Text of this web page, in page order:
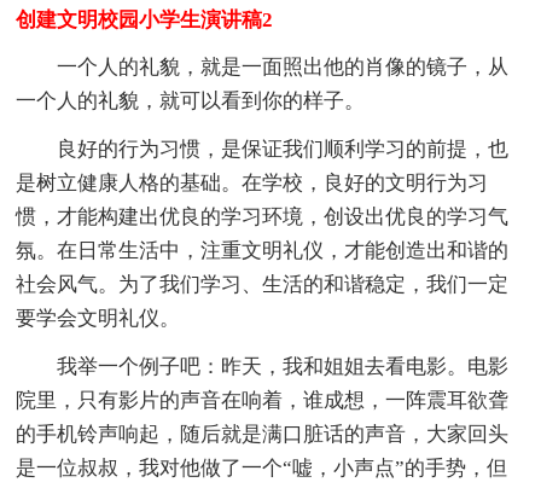
创建文明校园小学生演讲稿2
一个人的礼貌，就是一面照出他的肖像的镜子，从
一个人的礼貌，就可以看到你的样子。
良好的行为习惯，是保证我们顺利学习的前提，也
是树立健康人格的基础。在学校，良好的文明行为习
惯，才能构建出优良的学习环境，创设出优良的学习气
氛。在日常生活中，注重文明礼仪，才能创造出和谐的
社会风气。为了我们学习、生活的和谐稳定，我们一定
要学会文明礼仪。
我举一个例子吧：昨天，我和姐姐去看电影。电影
院里，只有影片的声音在响着，谁成想，一阵震耳欲聋
的手机铃声响起，随后就是满口脏话的声音，大家回头
是一位叔叔，我对他做了一个“嘘，小声点”的手势，但